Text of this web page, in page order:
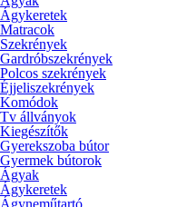
Ágykeretek
Matracok
Szekrények
Gardróbszekrények
Polcos szekrények
Éjjeliszekrények
Komódok
Tv állványok
Kiegészítők
Gyerekszoba bútor
Gyermek bútorok
Ágyak
Ágykeretek
Ágyneműtartó